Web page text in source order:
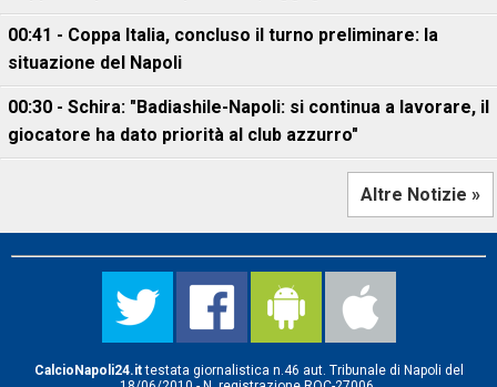
00:41 - Coppa Italia, concluso il turno preliminare: la
situazione del Napoli
00:30 - Schira: "Badiashile-Napoli: si continua a lavorare, il
giocatore ha dato priorità al club azzurro"
Altre Notizie »
CalcioNapoli24.ittestata giornalistica n.46 aut. Tribunale di Napoli del